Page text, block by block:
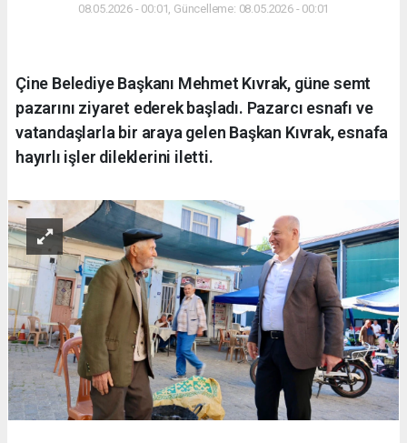
08.05.2026 - 00:01, Güncelleme: 08.05.2026 - 00:01
Çine Belediye Başkanı Mehmet Kıvrak, güne semt
pazarını ziyaret ederek başladı. Pazarcı esnafı ve
vatandaşlarla bir araya gelen Başkan Kıvrak, esnafa
hayırlı işler dileklerini iletti.